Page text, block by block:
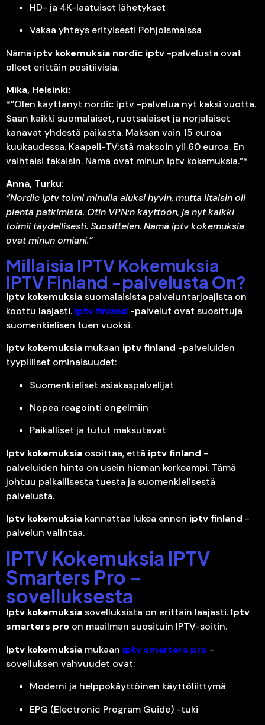
HD- ja 4K-laatuiset lähetykset
Vakaa yhteys erityisesti Pohjoismaissa
Nämä iptv kokemuksia nordic iptv -palvelusta ovat
olleet erittäin positiivisia.
Mika, Helsinki:
*”Olen käyttänyt nordic iptv -palvelua nyt kaksi vuotta.
Saan kaikki suomalaiset, ruotsalaiset ja norjalaiset
kanavat yhdestä paikasta. Maksan vain 15 euroa
kuukaudessa. Kaapeli-TV:stä maksoin yli 60 euroa. En
vaihtaisi takaisin. Nämä ovat minun iptv kokemuksia.”*
Anna, Turku:
“Nordic iptv toimi minulla aluksi hyvin, mutta iltaisin oli
pientä pätkimistä. Otin VPN:n käyttöön, ja nyt kaikki
toimii täydellisesti. Suosittelen. Nämä iptv kokemuksia
ovat minun omiani.”
Millaisia IPTV Kokemuksia
IPTV Finland -palvelusta On?
Iptv kokemuksiasuomalaisista palveluntarjoajista on
koottu laajasti. Iptv finland -palvelut ovat suosittuja
suomenkielisen tuen vuoksi.
Iptv kokemuksia mukaan iptv finland -palveluiden
tyypilliset ominaisuudet:
Suomenkieliset asiakaspalvelijat
Nopea reagointi ongelmiin
Paikalliset ja tutut maksutavat
Iptv kokemuksia osoittaa, että iptv finland -
palveluiden hinta on usein hieman korkeampi. Tämä
johtuu paikallisesta tuesta ja suomenkielisestä
palvelusta.
Iptv kokemuksia kannattaa lukea ennen iptv finland -
palvelun valintaa.
IPTV Kokemuksia IPTV
Smarters Pro -
sovelluksesta
Iptv kokemuksiasovelluksista on erittäin laajasti. Iptv
smarters pro on maailman suosituin IPTV-soitin.
Iptv kokemuksia mukaan iptv smarters pro -
sovelluksen vahvuudet ovat:
Moderni ja helppokäyttöinen käyttöliittymä
EPG (Electronic Program Guide) -tuki